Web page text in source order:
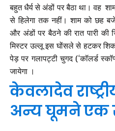
बहुत धैर्य से अंडों पर बैठा था। वह
से हिलेगा तक नहीं। शाम को छह
और अंडों पर बैठने की रात पारी की
मिस्टर उल्लू इस घोंसले से हटकर
पेड़ पर गलापट्टी चुगद (‘कॉलर्ड
जायेगा ।
केवलादेव
अन्य घूमने एक